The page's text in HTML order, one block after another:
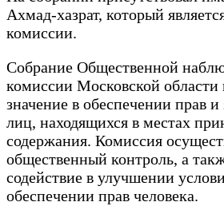
Ахмад-хазрат, который
комиссии.
Собрание Общественной
комиссии Московской области
значение в обеспечении прав
лиц, находящихся в местах
содержания. Комиссия
общественный контроль, а
содействие в улучшении
обеспечении прав человека.